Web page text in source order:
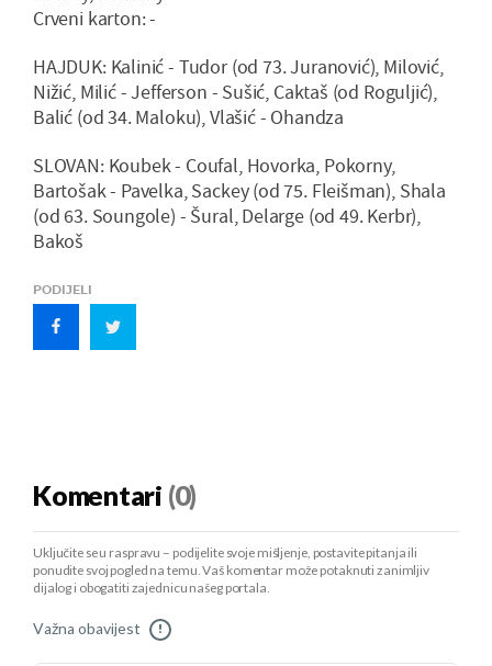
Crveni karton: -
HAJDUK: Kalinić - Tudor (od 73. Juranović), Milović,
Nižić, Milić - Jefferson - Sušić, Caktaš (od Roguljić),
Balić (od 34. Maloku), Vlašić - Ohandza
SLOVAN: Koubek - Coufal, Hovorka, Pokorny,
Bartošak - Pavelka, Sackey (od 75. Fleišman), Shala
(od 63. Soungole) - Šural, Delarge (od 49. Kerbr),
Bakoš
PODIJELI
Komentari (0)
Uključite se u raspravu – podijelite svoje mišljenje, postavite pitanja ili
ponudite svoj pogled na temu. Vaš komentar može potaknuti zanimljiv
dijalog i obogatiti zajednicu našeg portala.
Važna obavijest !